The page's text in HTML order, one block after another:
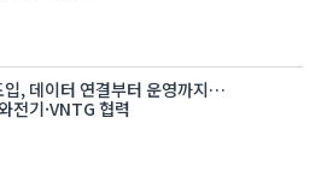
입, 데이터 연결부터 운영까지…
전기·VNTG 협력